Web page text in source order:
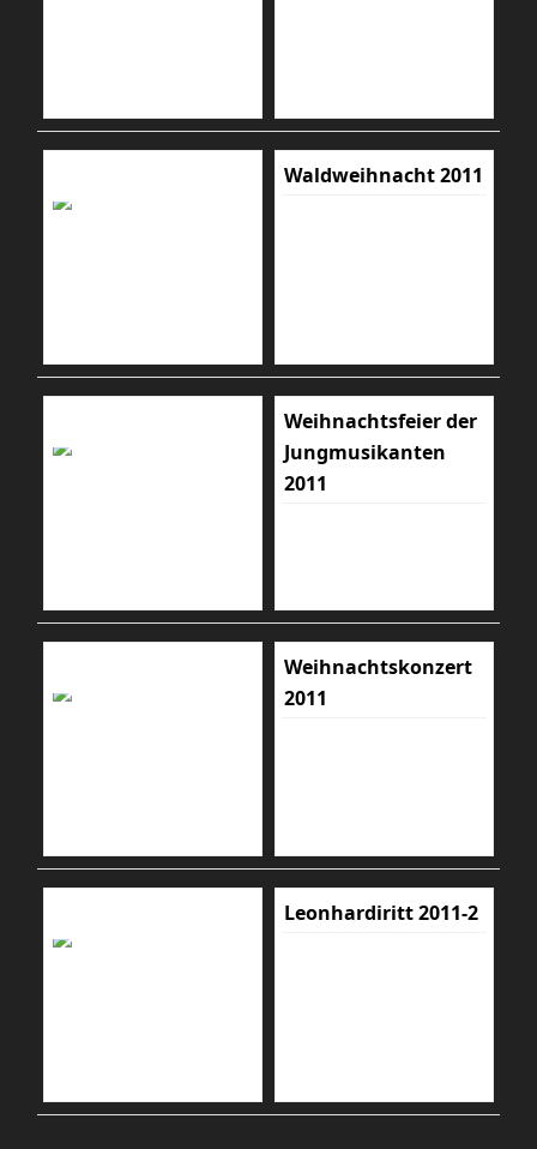
Waldweihnacht 2011
Weihnachtsfeier der
Jungmusikanten
2011
Weihnachtskonzert
2011
Leonhardiritt 2011-2